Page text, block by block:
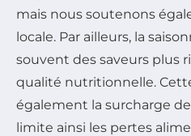
mais nous soutenons
locale. Par ailleurs, la
souvent des saveurs plus
qualité nutritionnelle.
également la surcharge
limite ainsi les pertes